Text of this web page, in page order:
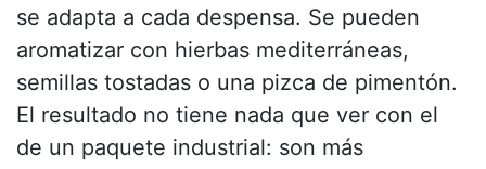
se adapta a cada despensa. Se pueden
aromatizar con hierbas mediterráneas,
semillas tostadas o una pizca de pimentón.
El resultado no tiene nada que ver con el
de un paquete industrial: son más